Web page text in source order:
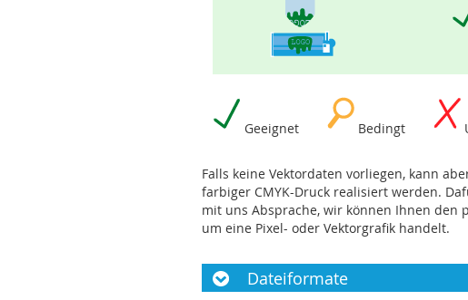
Geeignet Bedingt
Falls keine Vektordaten vorliegen, kann
farbiger CMYK-Druck realisiert werden.
mit uns Absprache, wir können Ihnen den
um eine Pixel- oder Vektorgrafik handelt.
Dateiformate